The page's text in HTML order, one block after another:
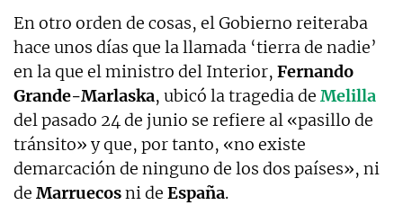
En otro orden de cosas, el Gobierno reiteraba
hace unos días que la llamada ‘tierra de nadie’
en la que el ministro del Interior, Fernando
Grande-Marlaska, ubicó la tragedia de Melilla
del pasado 24 de junio se refiere al «pasillo de
tránsito» y que, por tanto, «no existe
demarcación de ninguno de los dos países», ni
de Marruecosni de España.